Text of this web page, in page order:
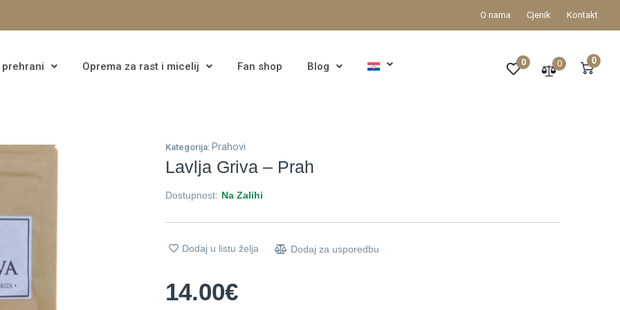
O nama Cjenik Kontakt
Oprema za rast i micelij Fan shop Blog 0 0 0
Kategorija: Prahovi
Lavlja Griva – Prah
Dostupnost: Na Zalihi
Dodaj u listu želja Dodaj za usporedbu
14.00€